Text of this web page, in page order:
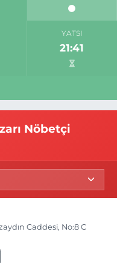
YATSI
21:41
Nöbetçi
Caddesi, No:8 C